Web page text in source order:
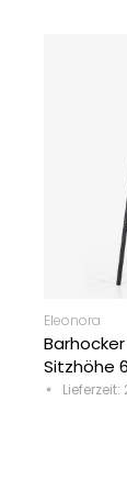
Eleonora
Sitzhöhe